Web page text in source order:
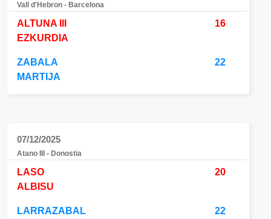
Vall d'Hebron - Barcelona
ALTUNA III
EZKURDIA
16
ZABALA
MARTIJA
22
07/12/2025
Atano III - Donostia
LASO
ALBISU
20
LARRAZABAL 22